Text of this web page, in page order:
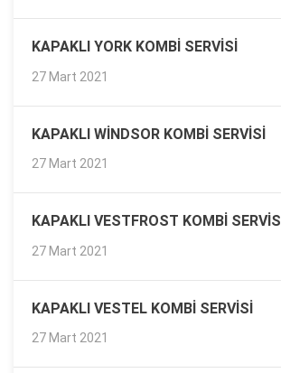
KAPAKLI YORK KOMBI SERVISI
27 Mart 2021
KAPAKLI WINDSOR KOMBI SERVISI
27 Mart 2021
KAPAKLI VESTFROST KOMBI SERVISI
27 Mart 2021
KAPAKLI VESTEL KOMBI SERVISI
27 Mart 2021